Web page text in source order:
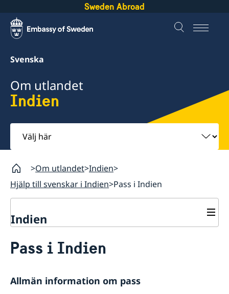
Sweden Abroad
Svenska
Om utlandet
Indien
Välj
här
Om utlandet Indien
Hjälp till svenskar i Indien Pass i Indien
Indien
Hjälp till svenskar i Indien
Konsulär hjälp
Pass i Indien
Allmän information om pass